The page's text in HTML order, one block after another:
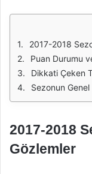
2017-2018
Puan Durumu
Dikkati Çeken
Sezonun
2017-2018
Gözlemler